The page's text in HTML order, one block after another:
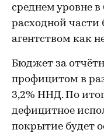
среднем уровне в
расходной части
агентством как
Бюджет за
профицитом в
3,2% ННД. По
дефицитное
покрытие будет